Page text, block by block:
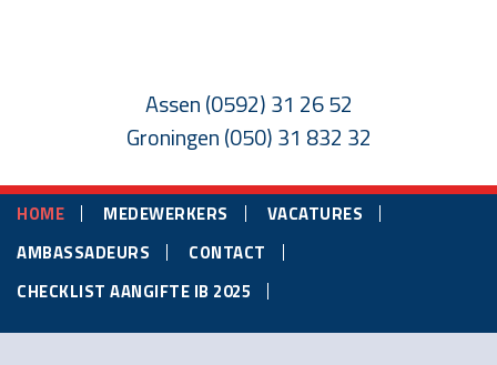
Assen(0592) 31 26 52
Groningen(050) 31 832 32
HOME MEDEWERKERS
VACATURES
AMBASSADEURS
CONTACT
CHECKLIST AANGIFTE IB 2025